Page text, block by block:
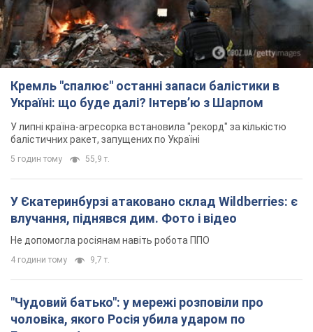
4 години тому 9,7 т.
"Чудовий батько": у мережі розповіли про
чоловіка, якого Росія убила ударом по
Броварах. Фото
2 години тому 1,9 т.